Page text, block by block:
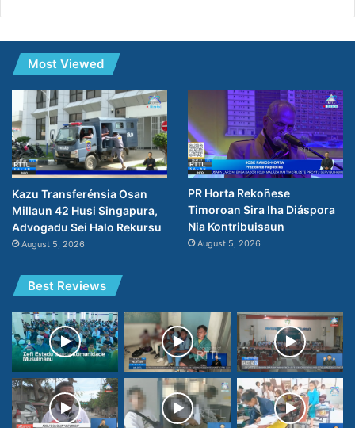
Most Viewed
Kazu Transferénsia Osan
Millaun 42 Husi Singapura,
Advogadu Sei Halo Rekursu
August 5, 2026
PR Horta Rekoñese
Timoroan Sira Iha Diáspora
Nia Kontribuisaun
August 5, 2026
Best Reviews